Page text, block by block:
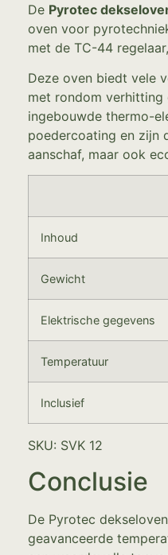
De Pyrotec
oven voor
met de TC-44
Deze oven biedt vele
met rondom verhitting
ingebouwde thermo-
poedercoating en zijn
aanschaf, maar ook
Inhoud
Gewicht
Elektrische gegevens
Temperatuur
Inclusief
SKU: SVK 12
Conclusie
De Pyrotec
geavanceerde